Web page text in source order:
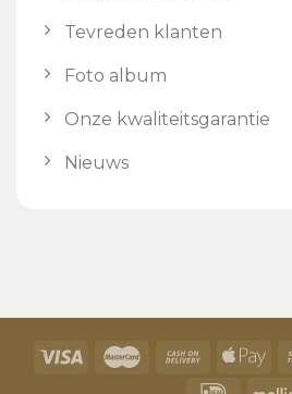
Tevreden klanten
Foto album
Onze kwaliteitsgarantie
Nieuws